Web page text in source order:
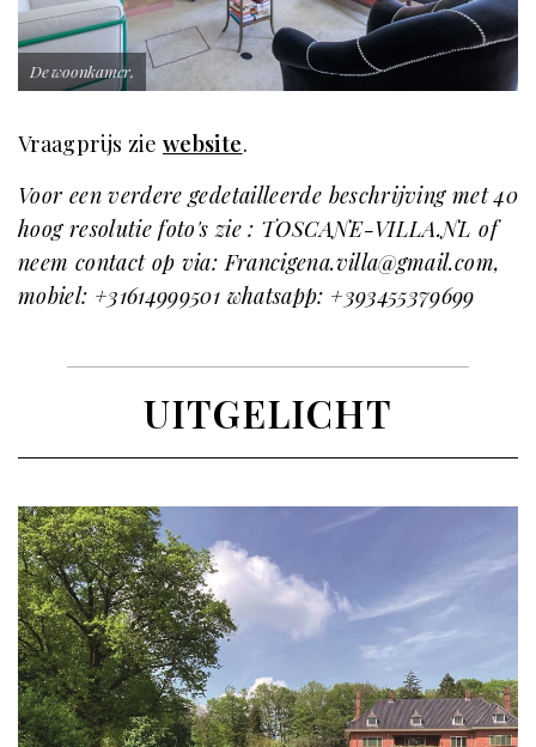
De woonkamer.
Vraagprijs ziewebsite.
Voor een verdere gedetailleerde beschrijving met 40
hoog resolutie foto's zie : TOSCANE-VILLA.NL of
neem contact op via: Francigena.villa@gmail.com,
mobiel: +31614999501 whatsapp: +393455379699
UITGELICHT